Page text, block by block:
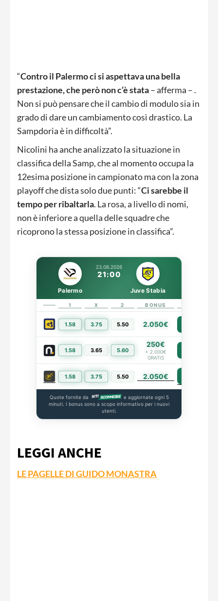
“Contro il Palermo ci si aspettava una bella
prestazione, che però non c’è stata– afferma – .
Non si può pensare che il cambio di modulo sia in
grado di dare un cambiamento così drastico. La
Sampdoria è in difficoltà”.
Nicolini ha anche analizzato la situazione in
classifica della Samp, che al momento occupa la
12esima posizione in campionato ma con la zona
playoff che dista solo due punti: “Ci sarebbe il
tempo per ribaltarla. La rosa, a livello di nomi,
non è inferiore a quella delle squadre che
ricoprono la stessa posizione in classifica”.
23.08.2026
21:00
Palermo Juve Stabia
1 X 2 BONUS
1.58 3.75 5.50 2.050€
1.58 3.65 5.60
250€
+ 2.000€
GRATIS
1.58 3.75 5.50 2.050€
Quote fornite da
e aggiornate ogni 5
minuti. I bonus sono a scopo informativo per i nuovi
utenti.
LEGGI ANCHE
LE PAGELLE DI GUIDO MONASTRA